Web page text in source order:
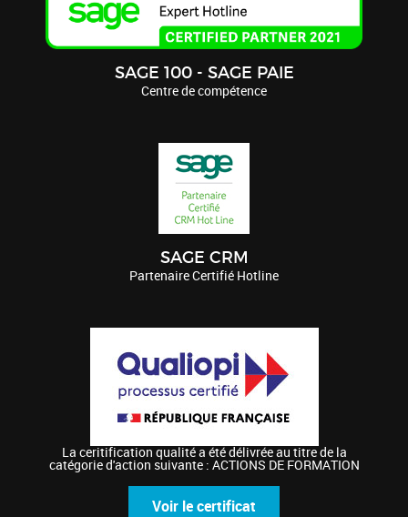
SAGE 100 - SAGE PAIE
Centre de compétence
SAGE CRM
Partenaire Certifié Hotline
La ceritification qualité a été délivrée au titre de la
catégorie d'action suivante : ACTIONS DE FORMATION
Voir le certificat